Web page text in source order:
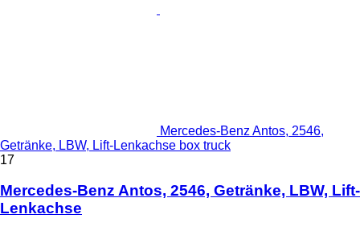
Mercedes-Benz Antos, 2546,
Getränke, LBW, Lift-Lenkachse box truck
17
Mercedes-Benz Antos, 2546, Getränke, LBW, Lift-
Lenkachse